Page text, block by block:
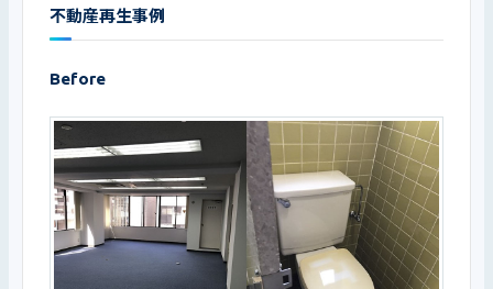
不動産再生事例
Before